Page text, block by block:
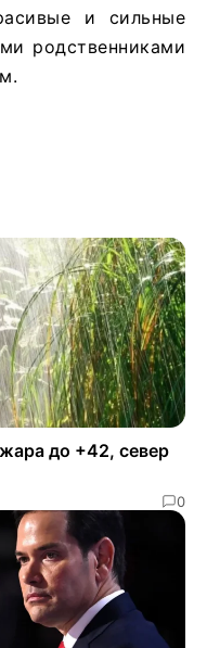
и сильные
родственниками
до +42, север
0